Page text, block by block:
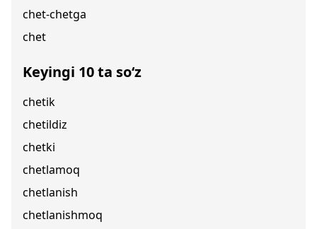
chet-chetga
chet
Keyingi 10 ta so‘z
chetik
chetildiz
chetki
chetlamoq
chetlanish
chetlanishmoq